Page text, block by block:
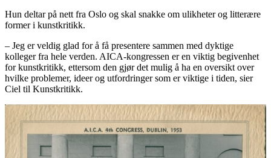
Hun deltar på nett fra Oslo og skal snakke om ulikheter og litterære
former i kunstkritikk.
– Jeg er veldig glad for å få presentere sammen med dyktige
kolleger fra hele verden. AICA-kongressen er en viktig begivenhet
for kunstkritikk, ettersom den gjør det mulig å ha en oversikt over
hvilke problemer, ideer og utfordringer som er viktige i tiden, sier
Ciel til Kunstkritikk.